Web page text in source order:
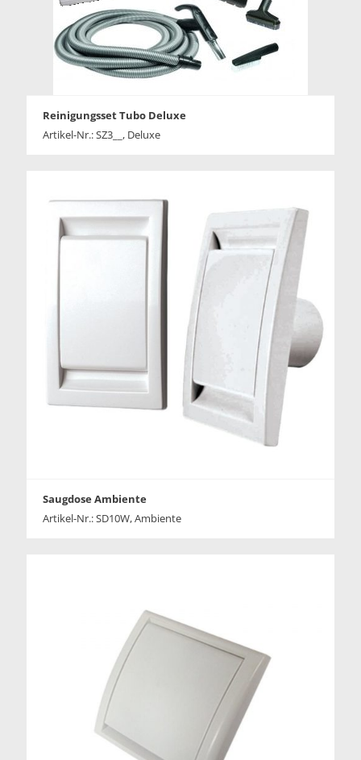
Reinigungsset Tubo Deluxe
Artikel-Nr.: SZ3__, Deluxe
Saugdose Ambiente
Artikel-Nr.: SD10W, Ambiente